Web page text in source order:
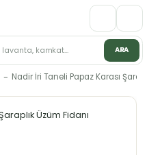
ARA
Nadir İri Taneli Papaz Karası